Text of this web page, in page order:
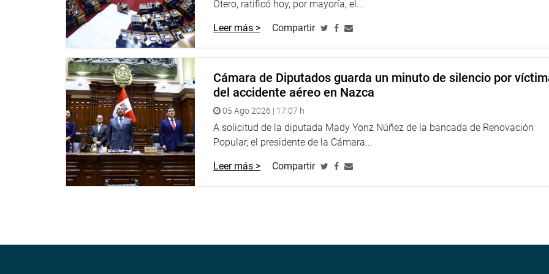
Puede encontrar más información en nuestra página web y redes sociales.
www.congreso.gob.pe
Facebook:https:www.facebook.com/congresoperu
Twitter:www.twitter.com/congresoperu
Youtube: www.youtube.com/congresoperu
Soundcloud:www.soundcloud.com/radiocongreso
Otero, ratificó hoy, por mayoría, el...
Leer más > Compartir
Cámara de Diputados guarda un minuto de silencio por
del accidente aéreo en Nazca
05 Ago 2026 | 17:07 h
A solicitud de la diputada Mady Yonz Núñez de la bancada de Renovación
Popular, el presidente de la Cámara...
Leer más > Compartir